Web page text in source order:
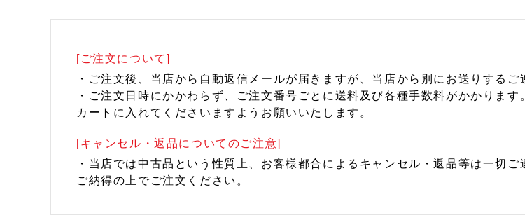
[ご注文について]
・ご注文後、当店から自動返信メールが届きますが、当店から別にお送りする
・ご注文日時にかかわらず、ご注文番号ごとに送料及び各種手数料がかかりま
カートに入れてくださいますようお願いいたします。
[キャンセル・返品についてのご注意]
・当店では中古品という性質上、お客様都合によるキャンセル・返品等は一切
ご納得の上でご注文ください。